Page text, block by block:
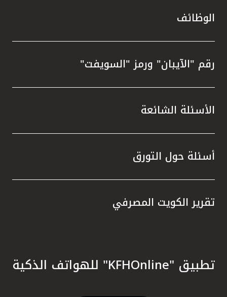
الوظائف
رقم "الآيبان" ورمز "السويفت"
الأسئلة الشائعة
أسئلة حول التورق
تقرير الكويت المصرفي
تطبيق "KFHOnline" للهواتف الذكية